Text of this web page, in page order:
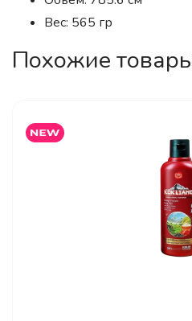
Вес: 565 гр
Похожие